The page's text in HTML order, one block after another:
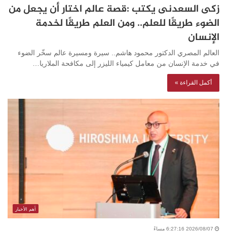
زكى السعدنى يكتب :قصة عالم اختار أن يجعل من
الضوء طريقًا للعلم.. ومن العلم طريقًا لخدمة
الإنسان
العالم المصري الدكتور محمود هاشم.. سيرة ومسيرة عالم سخّر الضوء
في خدمة الإنسان من معامل كيمياء الليزر إلى مكافحة الملاريا…
أكمل القراءة »
أهم الأخبار
2026/08/07 6:27:16 مساءً